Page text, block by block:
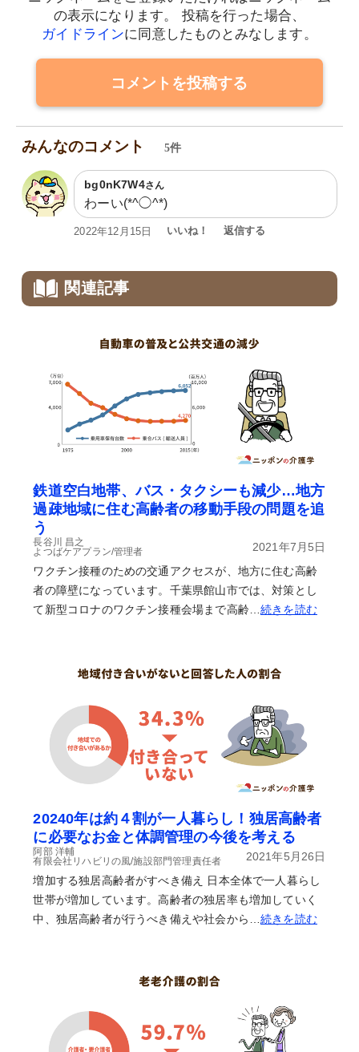
の表示になります。
投稿を行った場合、
ガイドラインに同意したものとみなします。
コメントを投稿する
みんなのコメント 5件
bg0nK7W4さん
わーい(*^◯^*)
2022年12月15日 いいね！ 返信する
関連記事
鉄道空白地帯、バス・タクシーも減少…地方
過疎地域に住む高齢者の移動手段の問題を追
う
長谷川 昌之
よつばケアプラン/管理者
2021年7月5日
ワクチン接種のための交通アクセスが、地方に住む高齢
者の障壁になっています。千葉県館山市では、対策とし
て新型コロナのワクチン接種会場まで高齢…続きを読む
20240年は約４割が一人暮らし！独居高齢者
に必要なお金と体調管理の今後を考える
阿部 洋輔
有限会社リハビリの風/施設部門管理責任者
2021年5月26日
増加する独居高齢者がすべき備え 日本全体で一人暮らし
世帯が増加しています。高齢者の独居率も増加していく
中、独居高齢者が行うべき備えや社会から…続きを読む